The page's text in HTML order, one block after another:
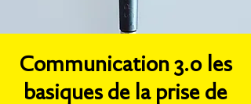
Communication 3.0 les
basiques de la prise de